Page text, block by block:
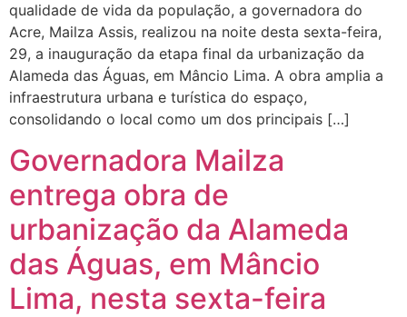
qualidade de vida da população, a governadora do
Acre, Mailza Assis, realizou na noite desta sexta-feira,
29, a inauguração da etapa final da urbanização da
Alameda das Águas, em Mâncio Lima. A obra amplia a
infraestrutura urbana e turística do espaço,
consolidando o local como um dos principais […]
Governadora Mailza
entrega obra de
urbanização da Alameda
das Águas, em Mâncio
Lima, nesta sexta-feira